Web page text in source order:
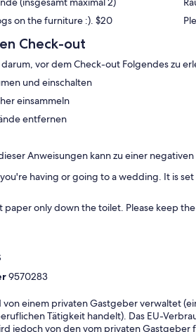
on the furniture :). $20
Check-out
vor dem Check-out Folgendes zu
und einschalten
einsammeln
entfernen
Anweisungen kann zu einer
having or going to a wedding. It is
paper only down the toilet. Please keep
9570283
einem privaten Gastgeber verwaltet
Tätigkeit handelt). Das EU-
jedoch von den vom privaten